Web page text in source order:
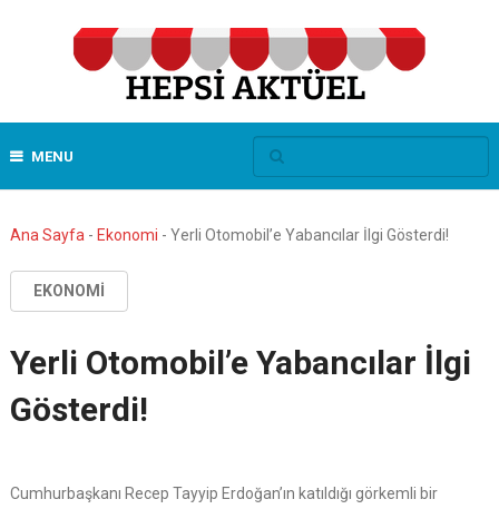
MENU
Ana Sayfa - Ekonomi - Yerli Otomobil’e Yabancılar İlgi Gösterdi!
EKONOMI
Yerli Otomobil’e Yabancılar İlgi
Gösterdi!
Cumhurbaşkanı Recep Tayyip Erdoğan’ın katıldığı görkemli bir